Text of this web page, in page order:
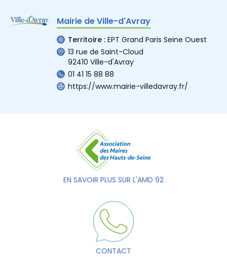
Mairie de Ville-d'Avray
Territoire : EPT Grand Paris Seine Ouest
13 rue de Saint-Cloud
92410 Ville-d'Avray
01 41 15 88 88
https://www.mairie-villedavray.fr/
EN SAVOIR PLUS SUR L'AMD 92
CONTACT